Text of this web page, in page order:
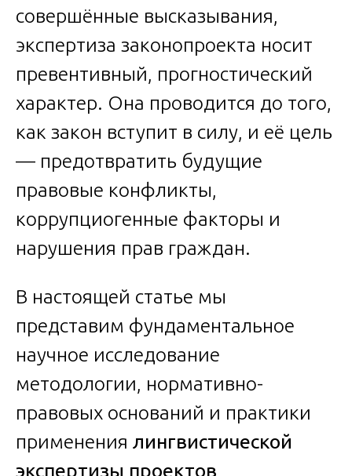
совершённые высказывания,
экспертиза законопроекта носит
превентивный, прогностический
характер. Она проводится до того,
как закон вступит в силу, и её цель
— предотвратить будущие
правовые конфликты,
коррупциогенные факторы и
нарушения прав граждан.
В настоящей статье мы
представим фундаментальное
научное исследование
методологии, нормативно-
правовых оснований и практики
применения лингвистической
экспертизы проектов